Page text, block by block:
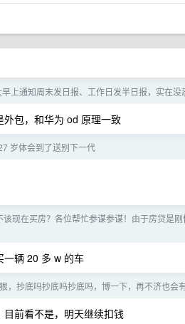
早上通知周末发日报、工作日发半日报，实在没
包，和华为 od 原理一致
岁体会到了送别下一代
该现在买房？各位帮忙参谋参谋！由于房贷是
一辆 20 多 w 的车
，抄底吗抄底吗抄底吗，博一下，再不济也会
前看不是，明天继续扣钱